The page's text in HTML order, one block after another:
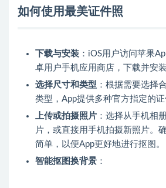
如何使用最美证件照
下载与安装 ：iOS用户访问苹果
卓用户手机应用商店，下载并安装
选择尺寸和类型 ：根据需要选择
类型，App提供多种官方指定的证
上传或拍摄照片 ：选择从手机相
片，或直接用手机拍摄新照片。
简单，以便App更好地进行抠图。
智能抠图换背景 ：